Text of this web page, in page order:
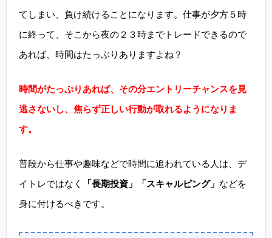
てしまい、負け続けることになります。仕事が夕方５時
に終って、そこから夜の２３時までトレードできるので
あれば、時間はたっぷりありますよね？
時間がたっぷりあれば、その分エントリーチャンスを見
逃さないし、焦らず正しい行動が取れるようになりま
す。
普段から仕事や趣味などで時間に追われている人は、デ
イトレではなく
「長期投資」「スキャルピング」 などを
身に付けるべきです。